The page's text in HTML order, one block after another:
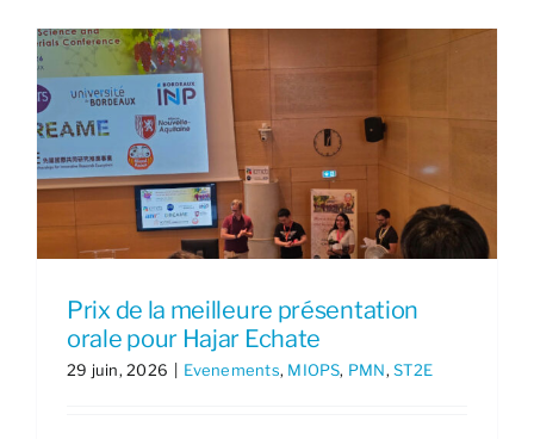
Prix de la meilleure présentation
orale pour Hajar Echate
29 juin, 2026 Evenements, MIOPS, PMN,ST2E